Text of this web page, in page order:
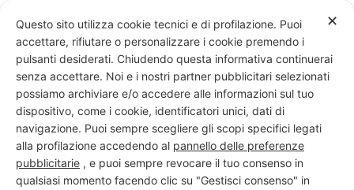
content
PROGETTO NERO SU BIANCO
Scuola di scrittura e creatività
✕
Questo sito utilizza cookie tecnici e di profilazione. Puoi
accettare, rifiutare o personalizzare i cookie premendo i
pulsanti desiderati. Chiudendo questa informativa continuerai
senza accettare. Noi e i nostri partner pubblicitari selezionati
possiamo archiviare e/o accedere alle informazioni sul tuo
dispositivo, come i cookie, identificatori unici, dati di
navigazione. Puoi sempre scegliere gli scopi specifici legati
alla profilazione accedendo al pannello delle preferenze
pubblicitarie , e puoi sempre revocare il tuo consenso in
qualsiasi momento facendo clic su "Gestisci consenso" in